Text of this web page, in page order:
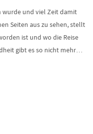
wurde und viel Zeit damit
Seiten aus zu sehen, stellt
ist und wo die Reise
gibt es so nicht mehr…